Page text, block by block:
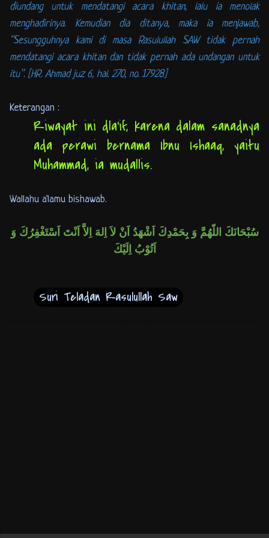
diundang untuk mendatangi acara khitan, lalu ia menolak
menghadirinya. Kemudian dia ditanya, maka ia menjawab,
“Sesungguhnya kami di masa Rasulullah SAW tidak pernah
mendatangi acara khitan dan tidak pernah ada undangan untuk
itu”. [HR. Ahmad juz 6, hal. 270, no. 17928]
Keterangan :
Riwayat ini dla’if, karena dalam sanadnya
ada perawi bernama Ibnu Ishaaq, yaitu
Muhammad, ia mudallis.
Wallahu a'lamu bishawab.
سُبْحَانَكَ اللّهُمَّ وَ بِحَمْدِكَ اَشْهَدُ اَنْ لاَ اِلهَ اِلاَّ اَنْتَ اَسْتَغْفِرُكَ وَ
اَتُوْبُ اِلَيْكَ
Suri Teladan Rasulullah Saw